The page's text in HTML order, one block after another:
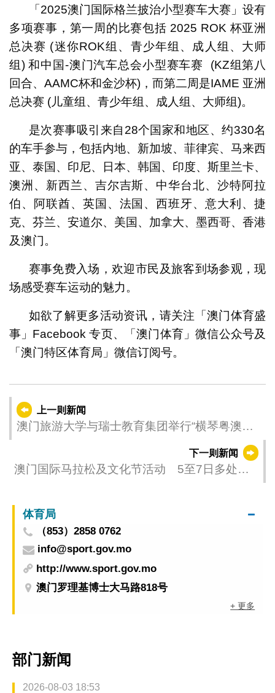
「2025澳门国际格兰披治小型赛车大赛」设有
多项赛事，第一周的比赛包括 2025 ROK 杯亚洲
总决赛 (迷你ROK组、青少年组、成人组、大师
组) 和中国-澳门汽车总会小型赛车赛 (KZ组第八
回合、AAMC杯和金沙杯)，而第二周是IAME 亚洲
总决赛 (儿童组、青少年组、成人组、大师组)。
是次赛事吸引来自28个国家和地区、约330名
的车手参与，包括内地、新加坡、菲律宾、马来西
亚、泰国、印尼、日本、韩国、印度、斯里兰卡、
澳洲、新西兰、吉尔吉斯、中华台北、沙特阿拉
伯、阿联酋、英国、法国、西班牙、意大利、捷
克、芬兰、安道尔、美国、加拿大、墨西哥、香港
及澳门。
赛事免费入场，欢迎市民及旅客到场参观，现
场感受赛车运动的魅力。
如欲了解更多活动资讯，请关注「澳门体育盛
事」Facebook 专页、「澳门体育」微信公众号及
「澳门特区体育局」微信订阅号。
上一则新闻
澳门旅游大学与瑞士教育集团举行“横琴粤澳深
下一则新闻
澳门国际马拉松及文化节活动 5至7日多处道
体育局
（853）2858 0762
info@sport.gov.mo
http://www.sport.gov.mo
澳门罗理基博士大马路818号
+ 更多
部门新闻
2026-08-03 18:53